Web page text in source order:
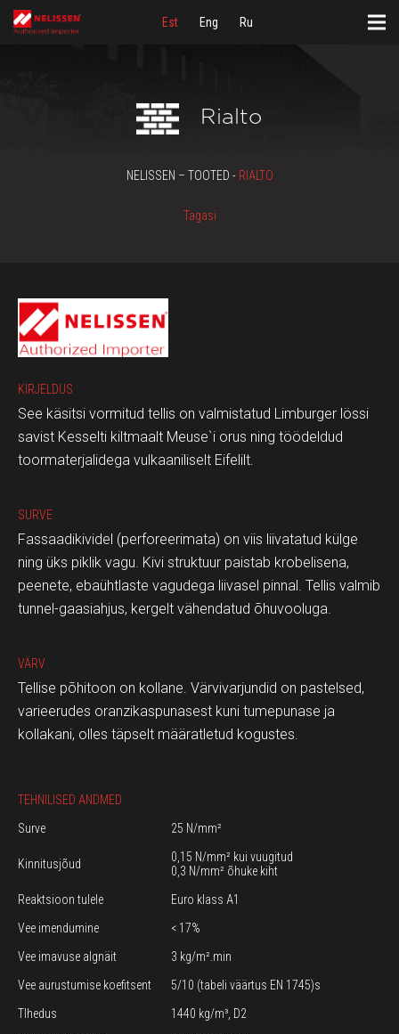
Est Eng Ru
Rialto
NELISSEN – TOOTED - RIALTO
Tagasi
KIRJELDUS
See käsitsi vormitud tellis on valmistatud Limburger lössi
savist Kesselti kiltmaalt Meuse`i orus ning töödeldud
toormaterjalidega vulkaaniliselt Eifelilt.
SURVE
Fassaadikividel (perforeerimata) on viis liivatatud külge
ning üks piklik vagu. Kivi struktuur paistab krobelisena,
peenete, ebaühtlaste vagudega liivasel pinnal. Tellis valmib
tunnel-gaasiahjus, kergelt vähendatud õhuvooluga.
VÄRV
Tellise põhitoon on kollane. Värvivarjundid on pastelsed,
varieerudes oranzikaspunasest kuni tumepunase ja
kollakani, olles täpselt määratletud kogustes.
TEHNILISED ANDMED
Surve
25 N/mm²
Kinnitusjõud
0,15 N/mm² kui vuugitud
0,3 N/mm² õhuke kiht
Reaktsioon tulele
Euro klass A1
Vee imendumine
< 17%
Vee imavuse algnäit
3 kg/m².min
Vee aurustumise koefitsent
5/10 (tabeli väärtus EN 1745)s
TIhedus
1440 kg/m³, D2